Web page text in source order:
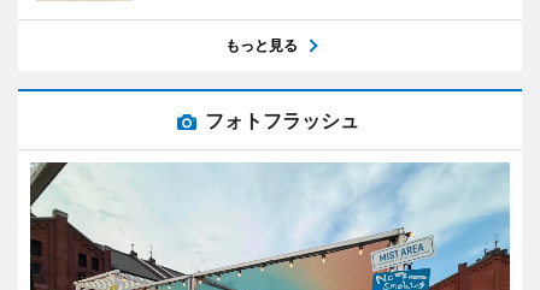
もっと見る
フォトフラッシュ